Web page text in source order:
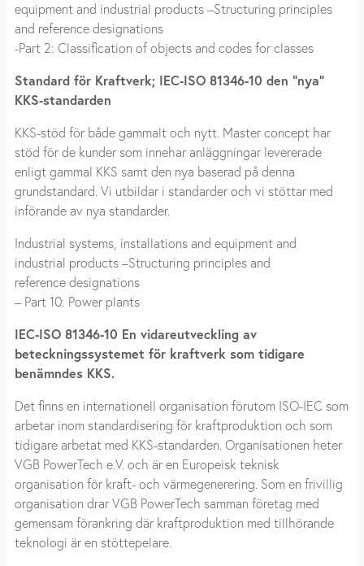
equipment and industrial products –Structuring principles
and reference designations
-Part 2: Classification of objects and codes for classes
Standard för Kraftverk; IEC-ISO 81346-10 den ”nya”
KKS-standarden
KKS-stöd för både gammalt och nytt. Master concept har
stöd för de kunder som innehar anläggningar levererade
enligt gammal KKS samt den nya baserad på denna
grundstandard. Vi utbildar i standarder och vi stöttar med
införande av nya standarder.
Industrial systems, installations and equipment and
industrial products –Structuring principles and
reference designations
– Part 10: Power plants
IEC-ISO 81346-10 En vidareutveckling av
beteckningssystemet för kraftverk som tidigare
benämndes KKS.
Det finns en internationell organisation förutom ISO-IEC som
arbetar inom standardisering för kraftproduktion och som
tidigare arbetat med KKS-standarden. Organisationen heter
VGB PowerTech e.V. och är en Europeisk teknisk
organisation för kraft- och värmegenerering. Som en frivillig
organisation drar VGB PowerTech samman företag med
gemensam förankring där kraftproduktion med tillhörande
teknologi är en stöttepelare.